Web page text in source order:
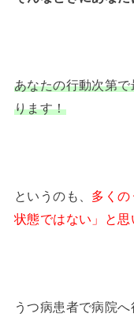
あなたの行動次第
ります！
というのも、 多くの
状態ではない」と
うつ病患者で病院